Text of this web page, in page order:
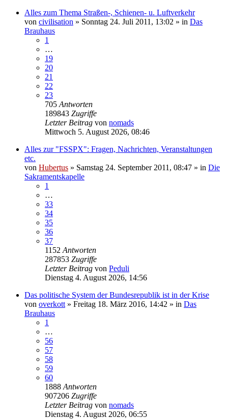
Alles zum Thema Straßen-, Schienen- u. Luftverkehr
von civilisation » Sonntag 24. Juli 2011, 13:02 » in Das
Brauhaus
1
…
19
20
21
22
23
705 Antworten
189843 Zugriffe
Letzter Beitrag von nomads
Mittwoch 5. August 2026, 08:46
Alles zur "FSSPX": Fragen, Nachrichten, Veranstaltungen
etc.
von Hubertus » Samstag 24. September 2011, 08:47 » in Die
Sakramentskapelle
1
…
33
34
35
36
37
1152 Antworten
287853 Zugriffe
Letzter Beitrag von Peduli
Dienstag 4. August 2026, 14:56
Das politische System der Bundesrepublik ist in der Krise
von overkott » Freitag 18. März 2016, 14:42 » in Das
Brauhaus
1
…
56
57
58
59
60
1888 Antworten
907206 Zugriffe
Letzter Beitrag von nomads
Dienstag 4. August 2026, 06:55